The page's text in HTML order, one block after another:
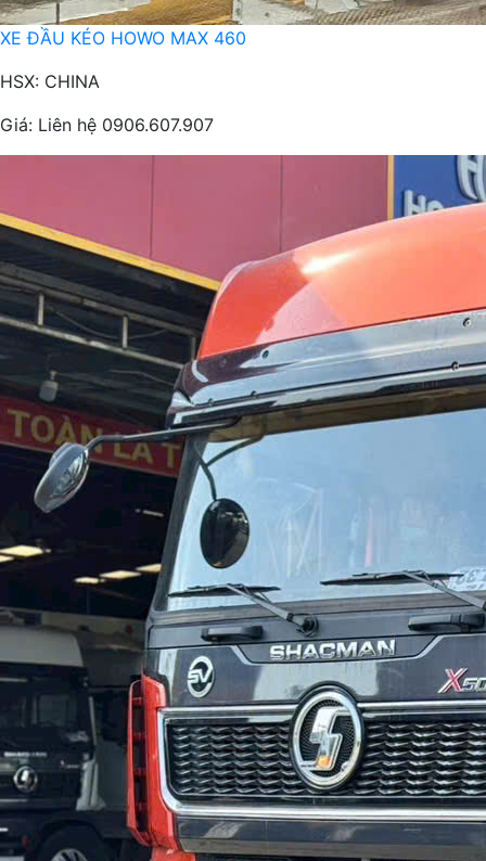
XE ĐẦU KÉO HOWO MAX 460
HSX: CHINA
Giá: Liên hệ 0906.607.907